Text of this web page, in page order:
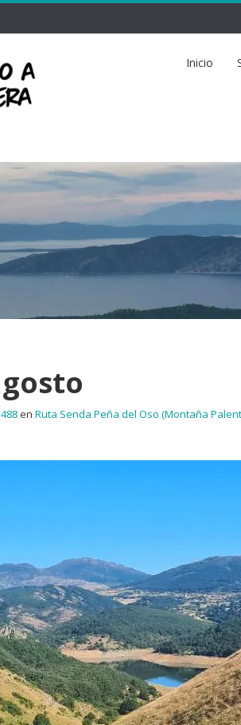
Inicio
en Ruta Senda Peña del Oso (Montaña